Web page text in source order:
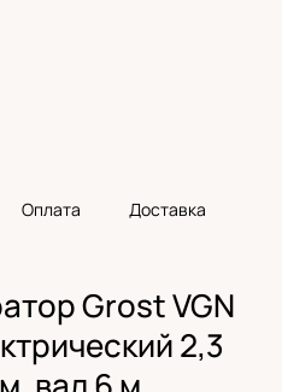
Оплата Доставка
Grost VGN
2,3